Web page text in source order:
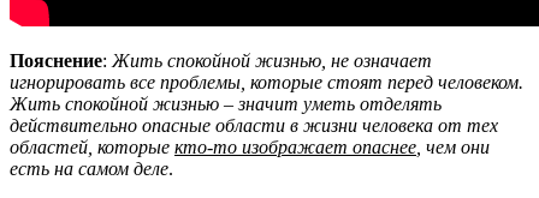
Пояснение: Жить спокойной жизнью, не означает
игнорировать все проблемы, которые стоят перед человеком.
Жить спокойной жизнью – значит уметь отделять
действительно опасные области в жизни человека от тех
областей, которые кто-то изображает опаснее , чем они
есть на самом деле.